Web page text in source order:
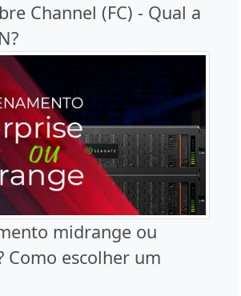
Channel (FC) - Qual a
midrange ou
Como escolher um